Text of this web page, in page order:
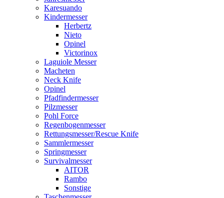
Karesuando
Kindermesser
Herbertz
Nieto
Opinel
Victorinox
Laguiole Messer
Macheten
Neck Knife
Opinel
Pfadfindermesser
Pilzmesser
Pohl Force
Regenbogenmesser
Rettungsmesser/Rescue Knife
Sammlermesser
Springmesser
Survivalmesser
AITOR
Rambo
Sonstige